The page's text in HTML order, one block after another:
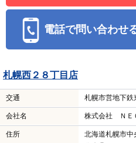
電話で問い合わせ
札幌西２８丁目店
交通 札幌市営地下
会社名 株式会社 ＮＥ
住所
北海道札幌市